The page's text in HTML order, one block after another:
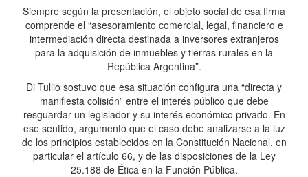
Siempre según la presentación, el objeto social de esa firma
comprende el “asesoramiento comercial, legal, financiero e
intermediación directa destinada a inversores extranjeros
para la adquisición de inmuebles y tierras rurales en la
República Argentina”.
Di Tullio sostuvo que esa situación configura una “directa y
manifiesta colisión” entre el interés público que debe
resguardar un legislador y su interés económico privado. En
ese sentido, argumentó que el caso debe analizarse a la luz
de los principios establecidos en la Constitución Nacional, en
particular el artículo 66, y de las disposiciones de la Ley
25.188 de Ética en la Función Pública.